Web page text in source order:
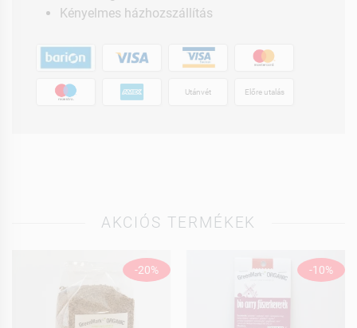
Kényelmes házhozszállítás
Utánvét Előre utalás
AKCIÓS TERMÉKEK
-20% -10%